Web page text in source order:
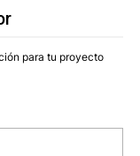
para tu proyecto